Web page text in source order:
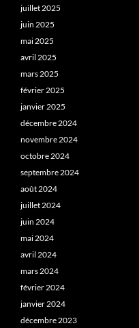
juillet 2025
juin 2025
mai 2025
avril 2025
mars 2025
février 2025
janvier 2025
décembre 2024
novembre 2024
octobre 2024
septembre 2024
août 2024
juillet 2024
juin 2024
mai 2024
avril 2024
mars 2024
février 2024
janvier 2024
décembre 2023